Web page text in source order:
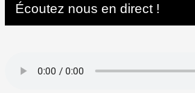
Écoutez nous en direct !